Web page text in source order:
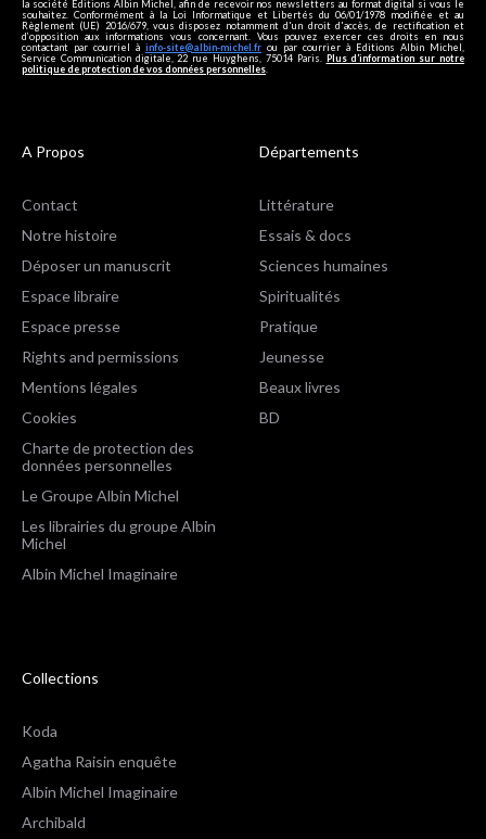
la société Editions Albin Michel, afin de recevoir nos newsletters au format digital si vous le
souhaitez. Conformément à la Loi Informatique et Libertés du 06/01/1978 modifiée et au
Règlement (UE) 2016/679, vous disposez notamment d'un droit d'accès, de rectification et
d’opposition aux informations vous concernant. Vous pouvez exercer ces droits en nous
contactant par courriel à info-site@albin-michel.fr ou par courrier à Editions Albin Michel,
Service Communication digitale, 22 rue Huyghens, 75014 Paris. Plus d’information sur notre
politique de protection de vos données personnelles
A Propos
Contact
Notre histoire
Déposer un manuscrit
Espace libraire
Espace presse
Rights and permissions
Mentions légales
Cookies
Charte de protection des
données personnelles
Le Groupe Albin Michel
Les librairies du groupe Albin
Michel
Albin Michel Imaginaire
Départements
Littérature
Essais & docs
Sciences humaines
Spiritualités
Pratique
Jeunesse
Beaux livres
BD
Collections
Koda
Agatha Raisin enquête
Albin Michel Imaginaire
Archibald